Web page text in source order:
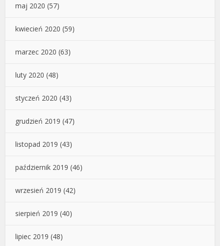
maj 2020 (57)
kwiecień 2020 (59)
marzec 2020 (63)
luty 2020 (48)
styczeń 2020 (43)
grudzień 2019 (47)
listopad 2019 (43)
październik 2019 (46)
wrzesień 2019 (42)
sierpień 2019 (40)
lipiec 2019 (48)